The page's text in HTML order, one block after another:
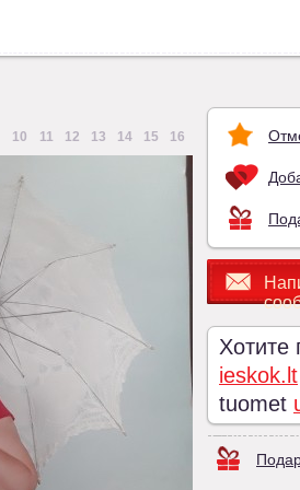
10 11 12 13 14 15 16
Хотите
ieskok.lt
tuomet